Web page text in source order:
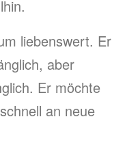
liebenswert. Er
aber
Er möchte
an neue